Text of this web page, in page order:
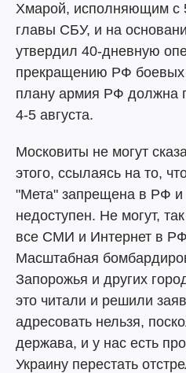
Хмарой, исполняющим с
главы СБУ, и на
утвердил 40-дневную
прекращению РФ боевых
плану армия РФ должна
4-5 августа.
Московиты не могут
этого, ссылаясь на то,
"Мета" запрещена в РФ и
недоступен. Не могут,
все СМИ и Интернет в
Масштабная
Запорожья и других
это читали и решили
адресовать нельзя,
держава, и у нас есть
Украину перестать